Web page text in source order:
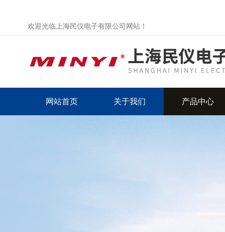
欢迎光临上海民仪电子有限公司网站！
网站首页 关于我们 产品中心